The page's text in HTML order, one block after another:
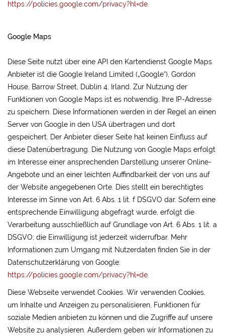
https://policies.google.com/privacy?hl=de
Google Maps
Diese Seite nutzt über eine API den Kartendienst Google Maps.
Anbieter ist die Google Ireland Limited („Google“), Gordon
House, Barrow Street, Dublin 4, Irland. Zur Nutzung der
Funktionen von Google Maps ist es notwendig, Ihre IP-Adresse
zu speichern. Diese Informationen werden in der Regel an einen
Server von Google in den USA übertragen und dort
gespeichert. Der Anbieter dieser Seite hat keinen Einfluss auf
diese Datenübertragung. Die Nutzung von Google Maps erfolgt
im Interesse einer ansprechenden Darstellung unserer Online-
Angebote und an einer leichten Auffindbarkeit der von uns auf
der Website angegebenen Orte. Dies stellt ein berechtigtes
Interesse im Sinne von Art. 6 Abs. 1 lit. f DSGVO dar. Sofern eine
entsprechende Einwilligung abgefragt wurde, erfolgt die
Verarbeitung ausschließlich auf Grundlage von Art. 6 Abs. 1 lit. a
DSGVO; die Einwilligung ist jederzeit widerrufbar. Mehr
Informationen zum Umgang mit Nutzerdaten finden Sie in der
Datenschutzerklärung von Google:
https://policies.google.com/privacy?hl=de
Diese Webseite verwendet Cookies. Wir verwenden Cookies,
um Inhalte und Anzeigen zu personalisieren, Funktionen für
soziale Medien anbieten zu können und die Zugriffe auf unsere
Website zu analysieren. Außerdem geben wir Informationen zu